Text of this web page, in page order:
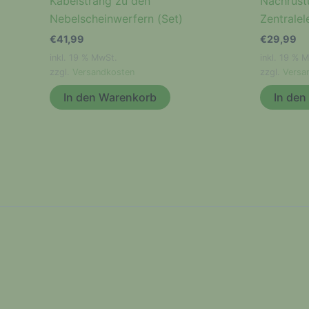
Nebelscheinwerfern (Set)
€41,99
Versandkosten
In den Warenkorb
€29,99
In